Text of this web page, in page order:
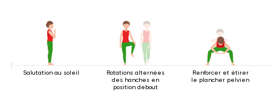
Salutation au soleil
Rotations alternées
des hanches en
position debout
Renforcer et étirer
le plancher pelvien